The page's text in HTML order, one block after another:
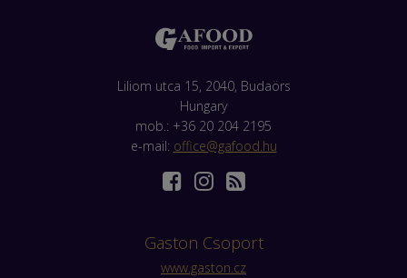
Liliom utca 15, 2040, Budaörs
Hungary
mob.: +36 20 204 2195
e-mail: office@gafood.hu
Gaston Csoport
www.gaston.cz